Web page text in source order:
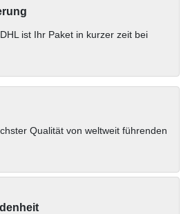
ist Ihr Paket in kurzer zeit bei
Qualität von weltweit führenden